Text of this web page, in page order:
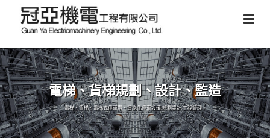
電梯、貨梯規劃、設計、監造
電梯、貨梯、電梯式停車塔、智能化停車設備,規劃設計,工程管理。